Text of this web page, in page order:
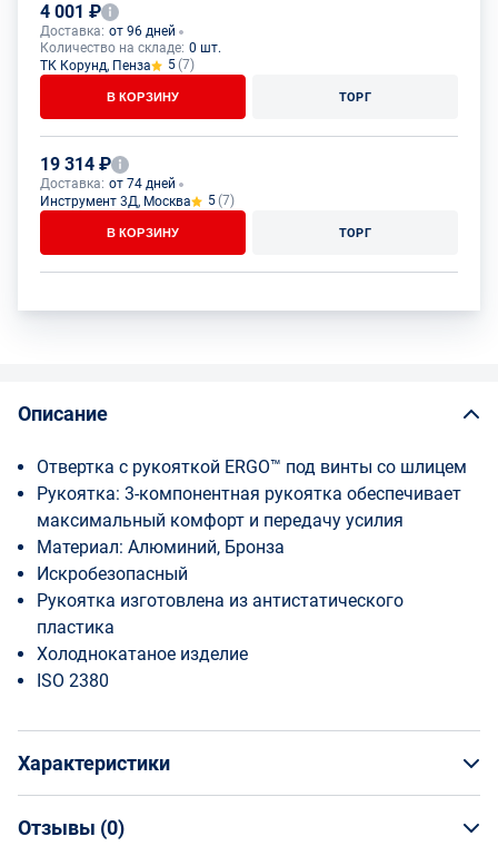
4 001 ₽
Доставка: от 96 дней
Количество на складе: 0 шт.
ТК Корунд, Пенза
5(7)
В КОРЗИНУ ТОРГ
19 314 ₽
Доставка: от 74 дней
Инструмент 3Д, Москва
5(7)
В КОРЗИНУ ТОРГ
Описание
Отвертка с рукояткой ERGO™ под винты со шлицем
Рукоятка: 3-компонентная рукоятка обеспечивает
максимальный комфорт и передачу усилия
Материал: Алюминий, Бронза
Искробезопасный
Рукоятка изготовлена из антистатического
пластика
Холоднокатаное изделие
ISO 2380
Характеристики
Общая информация
Отзывы (0)